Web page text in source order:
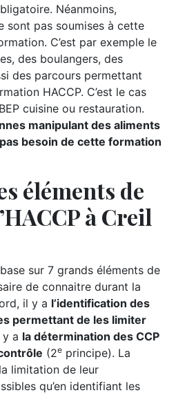
Néanmoins,
sont pas soumises à cette
C’est par exemple le
des boulangers, des
des parcours permettant
HACCP. C’est le cas
cuisine ou restauration.
manipulant des aliments
besoin de cette formation
éléments de
à Creil
sur 7 grands éléments de
de connaitre durant la
il y a l’identification des
permettant de les limiter
a la détermination des CCP
(2e principe). La
limitation de leur
qu’en identifiant les